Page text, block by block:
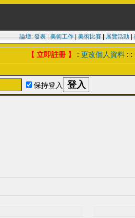
論壇: 發表| 美術工作| 美術比賽| 展覽活動|
【 立即註冊 】 : 更改個人資料 : :
保持登入